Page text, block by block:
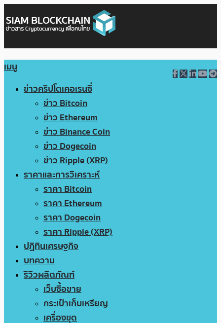
เมนู
ข่าวคริปโตเคอเรนซี่
ข่าว Bitcoin
ข่าว Ethereum
ข่าว Binance Coin
ข่าว Dogecoin
ข่าว Ripple (XRP)
ราคาและการวิเคราะห์
ราคา Bitcoin
ราคา Ethereum
ราคา Dogecoin
ราคา Ripple (XRP)
ปฏิทินเศรษฐกิจ
บทความ
รีวิวผลิตภัณฑ์
เว็บซื้อขาย
กระเป๋าเก็บเหรียญ
เครื่องขุด